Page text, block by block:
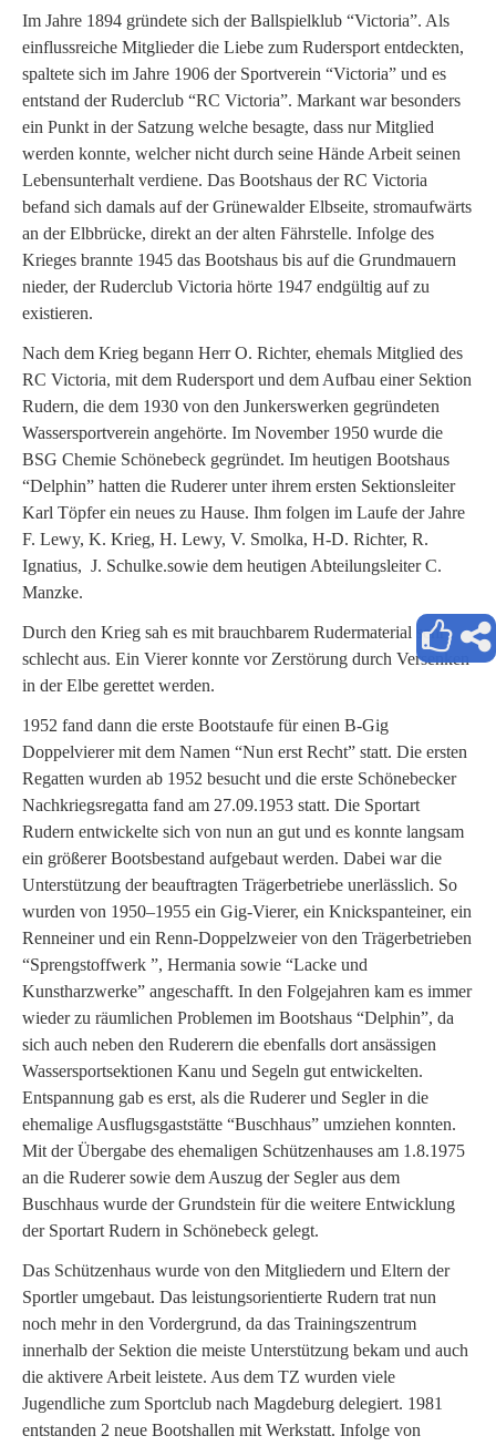
Im Jahre 1894 gründete sich der Ballspielklub “Victoria”. Als
einflussreiche Mitglieder die Liebe zum Rudersport entdeckten,
spaltete sich im Jahre 1906 der Sportverein “Victoria” und es
entstand der Ruderclub “RC Victoria”. Markant war besonders
ein Punkt in der Satzung welche besagte, dass nur Mitglied
werden konnte, welcher nicht durch seine Hände Arbeit seinen
Lebensunterhalt verdiene. Das Bootshaus der RC Victoria
befand sich damals auf der Grünewalder Elbseite, stromaufwärts
an der Elbbrücke, direkt an der alten Fährstelle. Infolge des
Krieges brannte 1945 das Bootshaus bis auf die Grundmauern
nieder, der Ruderclub Victoria hörte 1947 endgültig auf zu
existieren.
Nach dem Krieg begann Herr O. Richter, ehemals Mitglied des
RC Victoria, mit dem Rudersport und dem Aufbau einer Sektion
Rudern, die dem 1930 von den Junkerswerken gegründeten
Wassersportverein angehörte. Im November 1950 wurde die
BSG Chemie Schönebeck gegründet. Im heutigen Bootshaus
“Delphin” hatten die Ruderer unter ihrem ersten Sektionsleiter
Karl Töpfer ein neues zu Hause. Ihm folgen im Laufe der Jahre
F. Lewy, K. Krieg, H. Lewy, V. Smolka, H-D. Richter, R.
Ignatius, J. Schulke.sowie dem heutigen Abteilungsleiter C.
Manzke.
Durch den Krieg sah es mit brauchbarem Rudermaterial sehr
schlecht aus. Ein Vierer konnte vor Zerstörung durch Versenken
in der Elbe gerettet werden.
1952 fand dann die erste Bootstaufe für einen B-Gig
Doppelvierer mit dem Namen “Nun erst Recht” statt. Die ersten
Regatten wurden ab 1952 besucht und die erste Schönebecker
Nachkriegsregatta fand am 27.09.1953 statt. Die Sportart
Rudern entwickelte sich von nun an gut und es konnte langsam
ein größerer Bootsbestand aufgebaut werden. Dabei war die
Unterstützung der beauftragten Trägerbetriebe unerlässlich. So
wurden von 1950–1955 ein Gig-Vierer, ein Knickspanteiner, ein
Renneiner und ein Renn-Doppelzweier von den Trägerbetrieben
“Sprengstoffwerk ”, Hermania sowie “Lacke und
Kunstharzwerke” angeschafft. In den Folgejahren kam es immer
wieder zu räumlichen Problemen im Bootshaus “Delphin”, da
sich auch neben den Ruderern die ebenfalls dort ansässigen
Wassersportsektionen Kanu und Segeln gut entwickelten.
Entspannung gab es erst, als die Ruderer und Segler in die
ehemalige Ausflugsgaststätte “Buschhaus” umziehen konnten.
Mit der Übergabe des ehemaligen Schützenhauses am 1.8.1975
an die Ruderer sowie dem Auszug der Segler aus dem
Buschhaus wurde der Grundstein für die weitere Entwicklung
der Sportart Rudern in Schönebeck gelegt.
Das Schützenhaus wurde von den Mitgliedern und Eltern der
Sportler umgebaut. Das leistungsorientierte Rudern trat nun
noch mehr in den Vordergrund, da das Trainingszentrum
innerhalb der Sektion die meiste Unterstützung bekam und auch
die aktivere Arbeit leistete. Aus dem TZ wurden viele
Jugendliche zum Sportclub nach Magdeburg delegiert. 1981
entstanden 2 neue Bootshallen mit Werkstatt. Infolge von